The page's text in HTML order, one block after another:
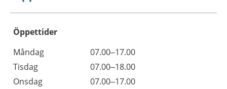
Öppettider
Dag
Öppettider
Kommentarer
Måndag
07.00–17.00
Tisdag
07.00–18.00
Onsdag
07.00–17.00